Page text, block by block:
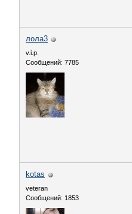
лола3
v.i.p.
Сообщений: 7785
kotas
veteran
Сообщений: 1853